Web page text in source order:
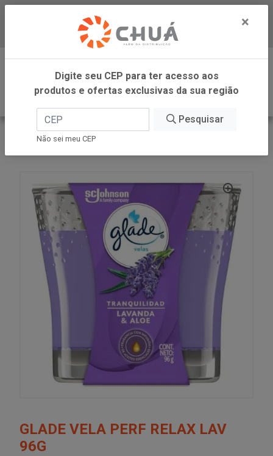
Baixe já nosso APP
0
INÍCIO
SC JOHNSON
GLADE VELA PERF RELAX LAV
96G
×
Digite seu CEP para ter acesso aos
produtos e ofertas exclusivas da sua região
Pesquisar
Não sei meu CEP